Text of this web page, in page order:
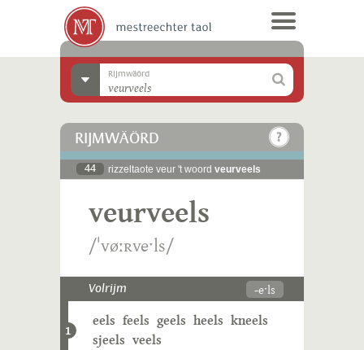
Rijmwäörd
RIJMWÄÖRD
44 rizzeltaote veur 't woord veurveels
veurveels
/ˈvøːʀveˑls/
Volrijm -eˑls
1
eels feels geels heels kneels
sjeels veels